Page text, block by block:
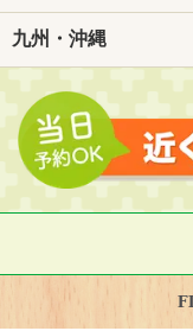
九州・沖縄